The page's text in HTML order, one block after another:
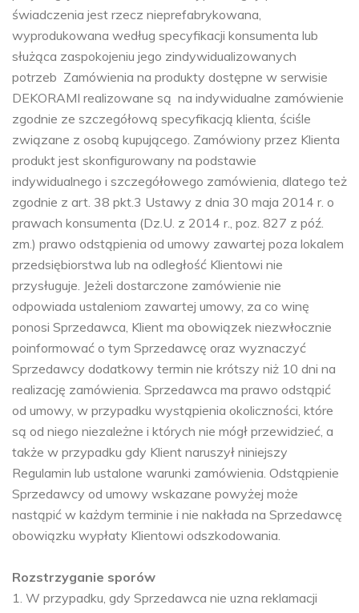
świadczenia jest rzecz nieprefabrykowana,
wyprodukowana według specyfikacji konsumenta lub
służąca zaspokojeniu jego zindywidualizowanych
potrzeb Zamówienia na produkty dostępne w serwisie
DEKORAMI realizowane są na indywidualne zamówienie
zgodnie ze szczegółową specyfikacją klienta, ściśle
związane z osobą kupującego. Zamówiony przez Klienta
produkt jest skonfigurowany na podstawie
indywidualnego i szczegółowego zamówienia, dlatego też
zgodnie z art. 38 pkt.3 Ustawy z dnia 30 maja 2014 r. o
prawach konsumenta (Dz.U. z 2014 r., poz. 827 z póź.
zm.) prawo odstąpienia od umowy zawartej poza lokalem
przedsiębiorstwa lub na odległość Klientowi nie
przysługuje. Jeżeli dostarczone zamówienie nie
odpowiada ustaleniom zawartej umowy, za co winę
ponosi Sprzedawca, Klient ma obowiązek niezwłocznie
poinformować o tym Sprzedawcę oraz wyznaczyć
Sprzedawcy dodatkowy termin nie krótszy niż 10 dni na
realizację zamówienia. Sprzedawca ma prawo odstąpić
od umowy, w przypadku wystąpienia okoliczności, które
są od niego niezależne i których nie mógł przewidzieć, a
także w przypadku gdy Klient naruszył niniejszy
Regulamin lub ustalone warunki zamówienia. Odstąpienie
Sprzedawcy od umowy wskazane powyżej może
nastąpić w każdym terminie i nie nakłada na Sprzedawcę
obowiązku wypłaty Klientowi odszkodowania.
Rozstrzyganie sporów
1. W przypadku, gdy Sprzedawca nie uzna reklamacji